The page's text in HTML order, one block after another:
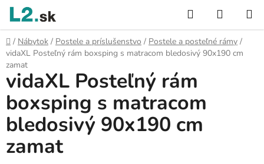
Prejsť
obsah
Hľadať
KOŠÍK
Domov
/ Nábytok / Postele a príslušenstvo / Postele a posteľné rámy /
vidaXL Posteľný rám boxsping s matracom bledosivý 90x190 cm
zamat
vidaXL Posteľný rám
boxsping s matracom
bledosivý 90x190 cm
zamat